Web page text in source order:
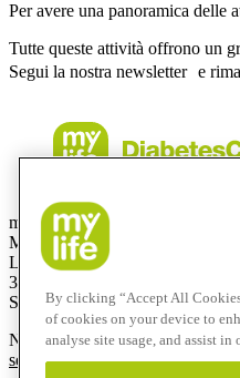
Per avere una panoramica delle
Tutte queste attività offrono un
Segui la nostra newsletter e
mylife Diabetes Care AG
Mercato svizzero
Lyssachstrasse 40
3400 Burgdorf
Svizzera
Numero verde:0800 44 11 44
service@mylife-diabetescare.ch
By clicking “Accept All
of cookies on your device to
analyse site usage, and assist